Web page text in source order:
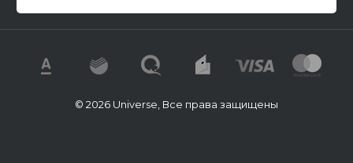
© 2026 Universe, Все права защищены